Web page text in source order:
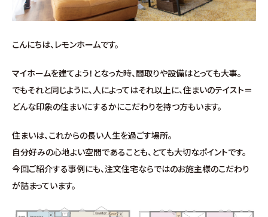
よくある質問（Q&A）
∟はじめての方へ
∟性能 / 耐震・制震性能
∟保証・アフターフォロー
こんにちは、レモンホームです。
マイホームを建てよう！となった時、間取りや設備はとっても大事。
でもそれと同じように、人によってはそれ以上に、住まいのテイスト＝
どんな印象の住まいにするかにこだわりを持つ方もいます。
住まいは、これからの長い人生を過ごす場所。
自分好みの心地よい空間であることも、とても大切なポイントです。
今回ご紹介する事例にも、注文住宅ならではのお施主様のこだわり
が詰まっています。